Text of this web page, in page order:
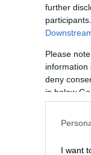
further
Please
information
deny
in below
I want